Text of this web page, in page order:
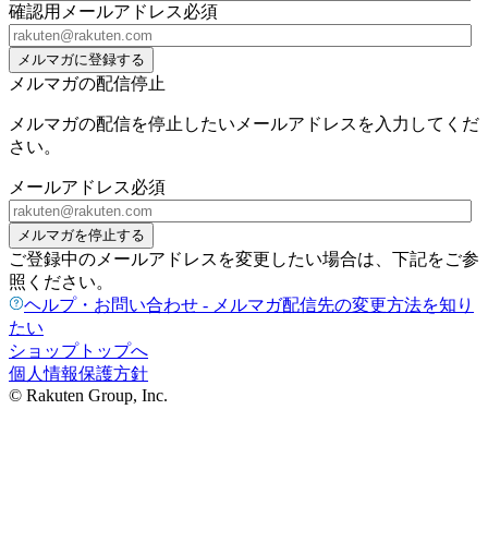
確認用メールアドレス必須
メルマガに登録する
メルマガの配信停止
メルマガの配信を停止したいメールアドレスを入力してくだ
さい。
メールアドレス必須
メルマガを停止する
ご登録中のメールアドレスを変更したい場合は、下記をご参
照ください。
ヘルプ・お問い合わせ - メルマガ配信先の変更方法を知り
たい
ショップトップへ
個人情報保護方針
© Rakuten Group, Inc.